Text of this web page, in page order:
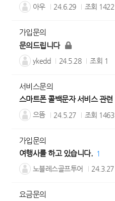
아우 24.6.29 조회 1422
가입문의
문의드립니다
ykedd 24.5.28 조회 1
서비스문의
스마트폰 콜백문자 서비스 관련
으뜸 24.5.27 조회 1463
가입문의
여행사를 하고 있습니다. 1
노블레스골프투어 24.3.27
요금문의